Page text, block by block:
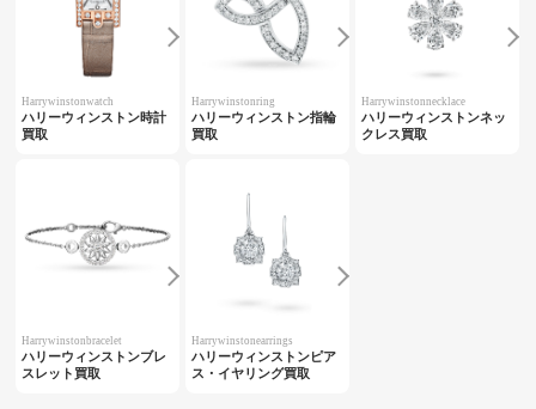
Harrywinstonwatch
ハリーウィンストン時計
買取
Harrywinstonring
ハリーウィンストン指輪
買取
Harrywinstonnecklace
ハリーウィンストンネッ
クレス買取
Harrywinstonbracelet
ハリーウィンストンブレ
スレット買取
Harrywinstonearrings
ハリーウィンストンピア
ス・イヤリング買取